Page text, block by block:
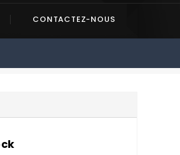
CONTACTEZ-NOUS